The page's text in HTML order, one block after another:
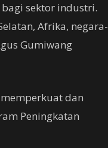
sektor industri.
Afrika, negara-
Gumiwang
dan
Peningkatan